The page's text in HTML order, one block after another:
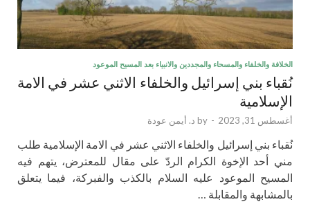
الخلافة والخلفاء والمسحاء والمجددين والانبياء بعد المسيح الموعود
نُقباء بني إسرائيل والخلفاء الاثني عشر في الامة
الإسلامية
أغسطس 31, 2023 -
by د. أيمن عودة
نُقباء بني إسرائيل والخلفاء الاثني عشر في الامة الإسلامية طلب
مني أحد الإخوة الكرام الردّ على مقال للمعترض، يتهم فيه
المسيح الموعود عليه السلام بالكذب والفبركة، فيما يتعلق
بالمشابهة والمقابلة …